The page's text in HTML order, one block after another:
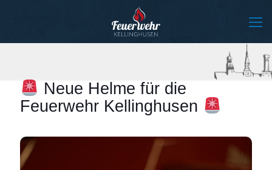
Neue Helme für die
Feuerwehr Kellinghusen